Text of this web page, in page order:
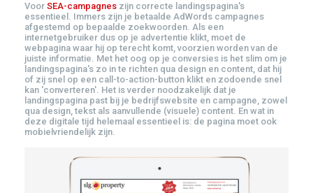
Voor SEA-campagnes zijn correcte landingspagina's
essentieel. Immers zijn je betaalde AdWords campagnes
afgestemd op bepaalde zoekwoorden. Als een
internetgebruiker dus op je advertentie klikt, moet de
webpagina waar hij op terecht komt, voorzien worden van de
juiste informatie. Met het oog op je conversies is het slim om je
landingspagina's zo in te richten qua design en content, dat hij
of zij snel op een call-to-action-button klikt en zodoende snel
kan 'converteren'. Het is verder noodzakelijk dat je
landingspagina past bij je bedrijfswebsite en campagne, zowel
qua design, tekst als aanvullende (visuele) content. En wat in
deze digitale tijd helemaal essentieel is: de pagina moet ook
mobielvriendelijk zijn.